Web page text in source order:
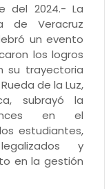
del 2024.- La
de Veracruz
un evento
los logros
su trayectoria
de la Luz,
subrayó la
en el
estudiantes,
y
en la gestión